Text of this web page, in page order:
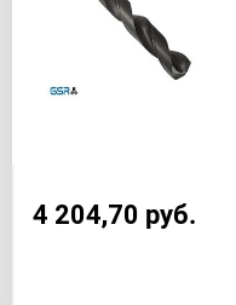
4 204,70 руб.